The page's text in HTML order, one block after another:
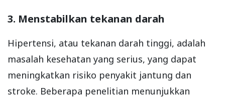
3. Menstabilkan tekanan darah
Hipertensi, atau tekanan darah tinggi, adalah
masalah kesehatan yang serius, yang dapat
meningkatkan risiko penyakit jantung dan
stroke. Beberapa penelitian menunjukkan